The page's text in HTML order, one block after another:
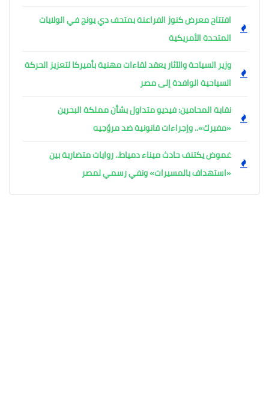
افتتاح معرض كنوز الفراعنة بمتحف دي يونج في الولايات
المتحدة الأمريكية
وزير السياحة والآثار يعقد لقاءات مهنية بأميركا لتعزيز الحركة
السياحية الوافدة إلى مصر
نقابة المحامين: فيديو متداول بشأن مملكة البحرين
«مفبرك».. وإجراءات قانونية ضد مروّجيه
غموض يكتنف حادث ميناء دمياط.. روايات متضاربة بين
«استهداف بالمسيرات» ونفي رسمي لمصر